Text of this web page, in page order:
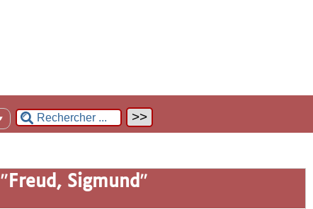
Freud, Sigmund "